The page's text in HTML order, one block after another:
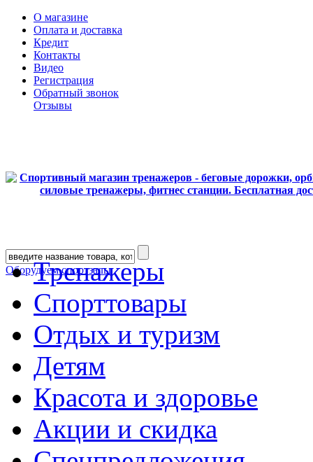
О магазине
Оплата и доставка
Кредит
Контакты
Видео
Регистрация
Обратный звонок
Отзывы
Оборудуем спортзалы
Тренажеры
Спорттовары
Отдых и туризм
Детям
Красота и здоровье
Акции и скидка